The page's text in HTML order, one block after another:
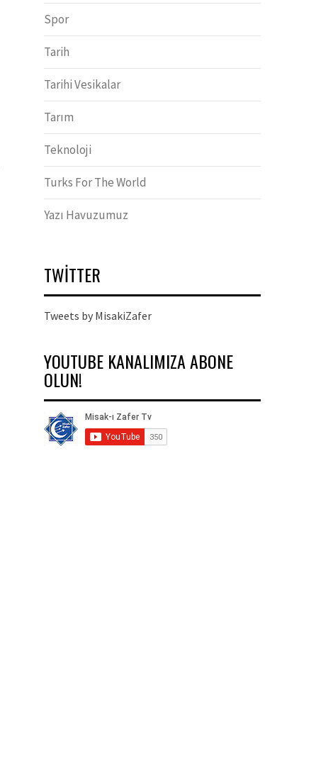
Spor
Tarih
Tarihi Vesikalar
Tarım
Teknoloji
Turks For The World
Yazı Havuzumuz
TWITTER
Tweets by MisakiZafer
YOUTUBE KANALIMIZA ABONE
OLUN!